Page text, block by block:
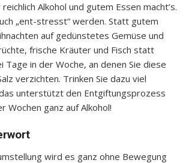
Alkohol und gutem Essen macht’s.
„ent-stresst“ werden. Statt gutem
auf gedünstetes Gemüse und
frische Kräuter und Fisch statt
Tage in der Woche, an denen Sie diese
verzichten. Trinken Sie dazu viel
unterstützt den Entgiftungsprozess
ganz auf Alkohol!
wird es ganz ohne Bewegung